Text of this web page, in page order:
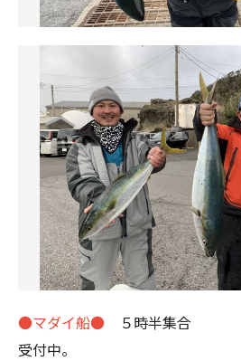
●マダイ船● ５時半集合
受付中。